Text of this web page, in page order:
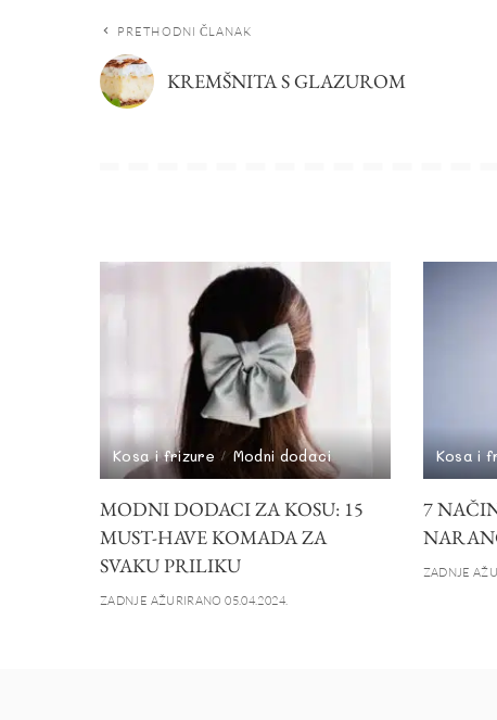
PRETHODNI ČLANAK
KREMŠNITA S GLAZUROM
Kosa i frizure Modni dodaci
MODNI DODACI ZA KOSU: 15
MUST-HAVE KOMADA ZA
SVAKU PRILIKU
ZADNJE AŽURIRANO 05.04.2024.
Kosa i
7
ZADNJE